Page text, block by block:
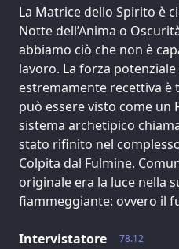
La Matrice dello Spirito è
Notte dell’Anima o
abbiamo ciò che non è
lavoro. La forza
estremamente recettiva è
può essere visto come un
sistema archetipico
stato rifinito nel
Colpita dal Fulmine.
originale era la luce nella
fiammeggiante: ovvero il
78.12
Intervistatore